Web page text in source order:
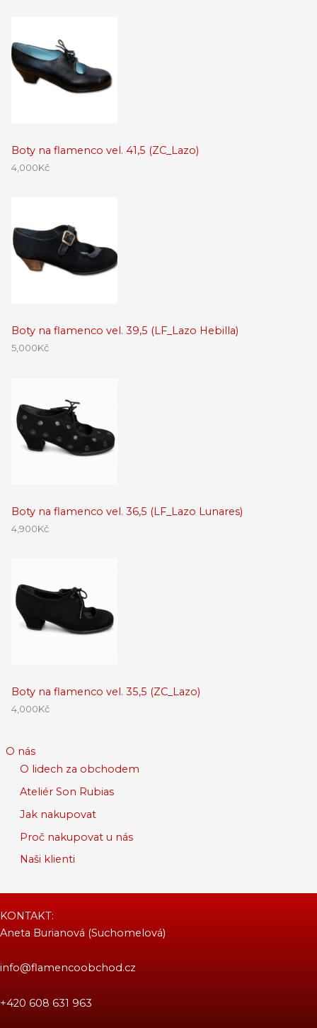
Boty na flamenco vel. 41,5 (ZC_Lazo)
4,000Kč
Boty na flamenco vel. 39,5 (LF_Lazo Hebilla)
5,000Kč
Boty na flamenco vel. 36,5 (LF_Lazo Lunares)
4,900Kč
Boty na flamenco vel. 35,5 (ZC_Lazo)
4,000Kč
O nás
O lidech za obchodem
Ateliér Son Rubias
Jak nakupovat
Proč nakupovat u nás
Naši klienti
KONTAKT:
Aneta Burianová (Suchomelová)
info@flamencoobchod.cz
+420 608 631 963